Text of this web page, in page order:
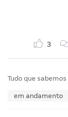
3
Tudo que
em andamento